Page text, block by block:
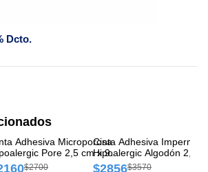
Dcto.
Adhesiva Microporosa
Pore 2,5 cm x 9
x 1 rollo
$2700
Cinta Adhesiva
Hipoalergic Algodón 2,5
4 m caja x 1 rollo
$2856$3570